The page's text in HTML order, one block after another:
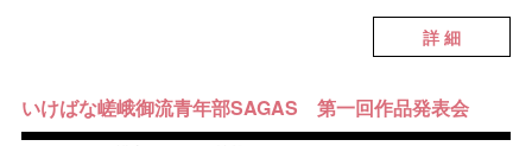
詳 細
いけばな嵯峨御流青年部SAGAS 第一回作品発表会